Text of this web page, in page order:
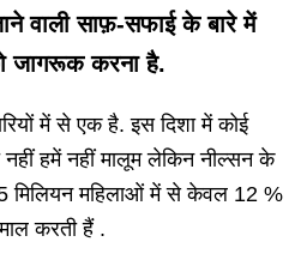
वाली साफ़-सफाई के बारे में
जागरूक करना है.
में से एक है. इस दिशा में कोई
नहीं हमें नहीं मालूम लेकिन नील्सन के
मिलियन महिलाओं में से केवल 12 %
करती हैं .